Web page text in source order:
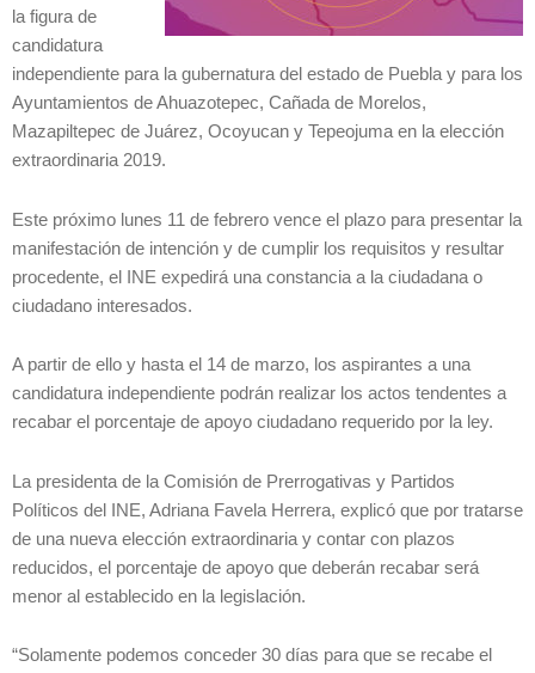
la figura de
candidatura
independiente para la gubernatura del estado de Puebla y para los
Ayuntamientos de Ahuazotepec, Cañada de Morelos,
Mazapiltepec de Juárez, Ocoyucan y Tepeojuma en la elección
extraordinaria 2019.
Este próximo lunes 11 de febrero vence el plazo para presentar la
manifestación de intención y de cumplir los requisitos y resultar
procedente, el INE expedirá una constancia a la ciudadana o
ciudadano interesados.
A partir de ello y hasta el 14 de marzo, los aspirantes a una
candidatura independiente podrán realizar los actos tendentes a
recabar el porcentaje de apoyo ciudadano requerido por la ley.
La presidenta de la Comisión de Prerrogativas y Partidos
Políticos del INE, Adriana Favela Herrera, explicó que por tratarse
de una nueva elección extraordinaria y contar con plazos
reducidos, el porcentaje de apoyo que deberán recabar será
menor al establecido en la legislación.
“Solamente podemos conceder 30 días para que se recabe el